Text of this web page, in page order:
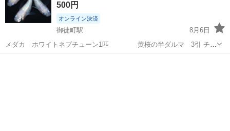
500円
オンライン決済
御徒町駅
8月6日
メダカ ホワイトネプチューン1匹 黄桜の半ダルマ 3引 チェ
リーシュリンプ 青 15匹程度 レッドラムズホーン 20匹程度 すべ